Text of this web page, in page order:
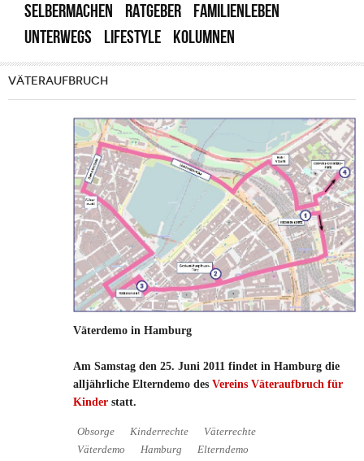
SELBERMACHEN RATGEBER
FAMILIENLEBEN
UNTERWEGS
LIFESTYLE KOLUMNEN
VÄTERAUFBRUCH
Väterdemo in Hamburg
Am Samstag den 25. Juni 2011 findet in Hamburg die
alljährliche Elterndemo des Vereins Väteraufbruch für
Kinder statt.
Obsorge Kinderrechte
Väterrechte
Väterdemo
Hamburg
Elterndemo